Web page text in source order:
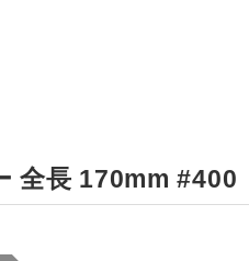
全長 170mm #400